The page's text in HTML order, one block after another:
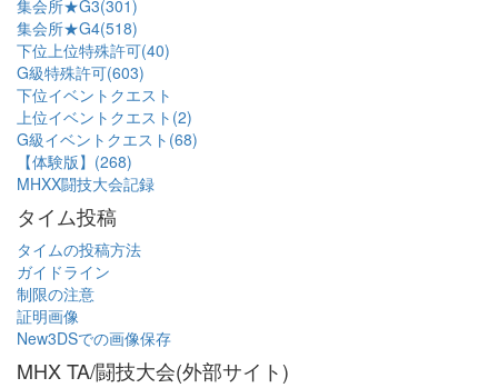
集会所★G3(301)
集会所★G4(518)
下位上位特殊許可(40)
G級特殊許可(603)
下位イベントクエスト
上位イベントクエスト(2)
G級イベントクエスト(68)
【体験版】(268)
MHXX闘技大会記録
タイム投稿
タイムの投稿方法
ガイドライン
制限の注意
証明画像
New3DSでの画像保存
MHX TA/闘技大会(外部サイト)